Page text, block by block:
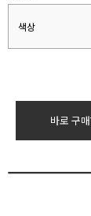
색상
바로 구